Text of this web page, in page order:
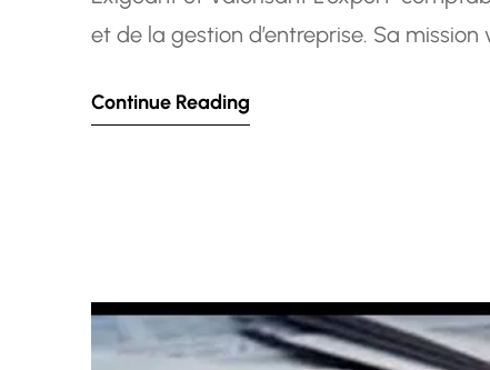
et de la gestion d’entreprise. Sa
La formation pour…
Continue Reading